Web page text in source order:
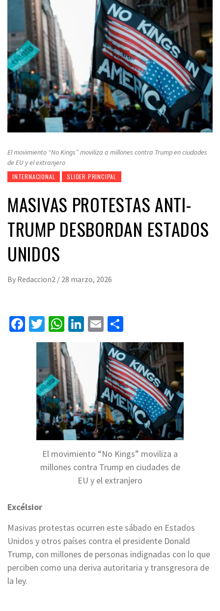
El movimiento “No Kings” moviliza a millones contra Trump en ciudades
de EU y el extranjero
INTERNACIONAL SLIDER PRINCIPAL
MASIVAS PROTESTAS ANTI-
TRUMP DESBORDAN ESTADOS
UNIDOS
By Redaccion2 / 28 marzo, 2026
Facebook
Twitter
WhatsApp
LinkedIn
Email
El movimiento “No Kings” moviliza a
millones contra Trump en ciudades de
EU y el extranjero
Excélsior
Masivas protestas ocurren este sábado en Estados
Unidos y otros países contra el presidente Donald
Trump, con millones de personas indignadas con lo que
perciben como una deriva autoritaria y transgresora de
la ley.